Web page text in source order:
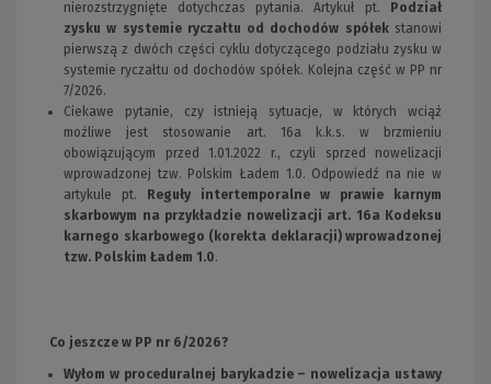
nierozstrzygnięte dotychczas pytania. Artykuł pt.
Podział
zysku w systemie ryczałtu od dochodów spółek stanowi
pierwszą z dwóch części cyklu dotyczącego podziału zysku w
systemie ryczałtu od dochodów spółek. Kolejna część w PP nr
7/2026.
Ciekawe pytanie, czy istnieją sytuacje, w których wciąż
możliwe jest stosowanie art. 16a k.k.s. w brzmieniu
obowiązującym przed 1.01.2022 r., czyli sprzed nowelizacji
wprowadzonej tzw. Polskim Ładem 1.0. Odpowiedź na nie w
artykule pt.
Reguły intertemporalne w prawie karnym
skarbowym na przykładzie nowelizacji art. 16a Kodeksu
karnego skarbowego (korekta deklaracji) wprowadzonej
tzw. Polskim Ładem 1.0.
Co jeszcze w PP nr 6/2026?
Wyłom w proceduralnej barykadzie – nowelizacja ustawy